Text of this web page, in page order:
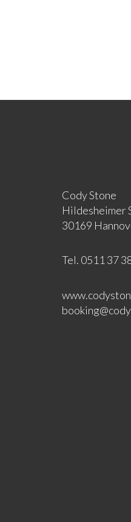
Cody Stone
Hildesheimer
30169
Tel. 0511 37